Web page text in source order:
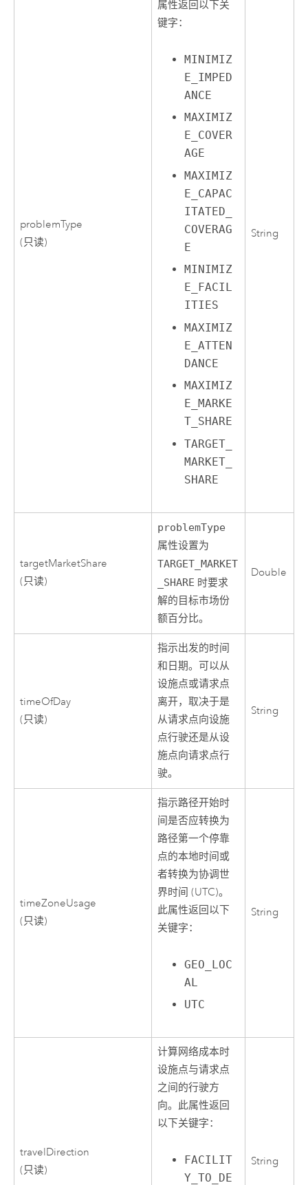
problemType
(只读)
属性返回以下关
键字：
MINIMIZ
E_IMPED
ANCE
MAXIMIZ
E_COVER
AGE
MAXIMIZ
E_CAPAC
ITATED_
COVERAG
E
MINIMIZ
E_FACIL
ITIES
MAXIMIZ
E_ATTEN
DANCE
MAXIMIZ
E_MARKE
T_SHARE
TARGET_
MARKET_
SHARE
String
targetMarketShare
(只读)
problemType
属性设置为
TARGET_MARKET
_SHARE 时要求
解的目标市场份
额百分比。
Double
timeOfDay
(只读)
指示出发的时间
和日期。可以从
设施点或请求点
离开，取决于是
从请求点向设施
点行驶还是从设
施点向请求点行
驶。
String
timeZoneUsage
(只读)
指示路径开始时
间是否应转换为
路径第一个停靠
点的本地时间或
者转换为协调世
界时间 (UTC)。
此属性返回以下
关键字：
GEO_LOC
AL
UTC
String
travelDirection
(只读)
计算网络成本时
设施点与请求点
之间的行驶方
向。此属性返回
以下关键字：
FACILIT
Y_TO_DE
String